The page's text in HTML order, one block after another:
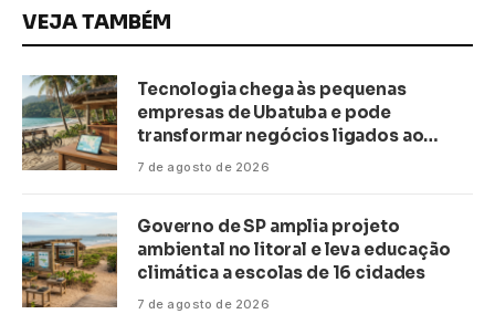
VEJA TAMBÉM
Tecnologia chega às pequenas
empresas de Ubatuba e pode
transformar negócios ligados ao
turismo no litoral
7 de agosto de 2026
Governo de SP amplia projeto
ambiental no litoral e leva educação
climática a escolas de 16 cidades
7 de agosto de 2026